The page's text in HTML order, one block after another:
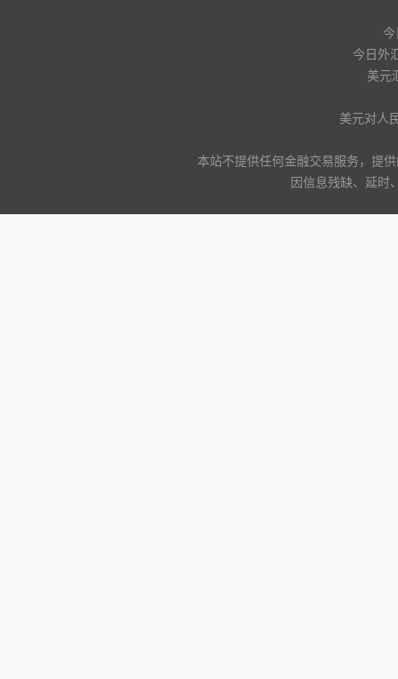
今日外
美元
美元对人
本站不提供任何金融交易服务，提
因信息残缺、延时